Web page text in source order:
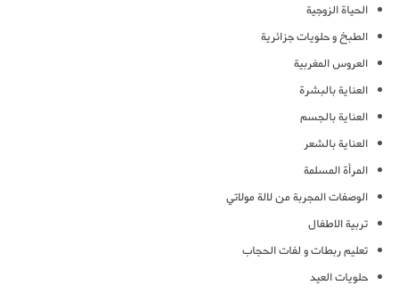
الحياة الزوجية
الطبخ و حلويات جزائرية
العروس المغربية
العناية بالبشرة
العناية بالجسم
العناية بالشعر
المرأة المسلمة
الوصفات المجربة من لالة مولاتي
تربية الاطفال
تعليم ربطات و لفات الحجاب
حلويات العيد